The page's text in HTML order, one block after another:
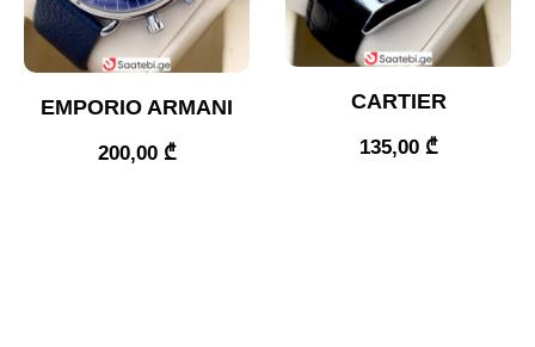
EMPORIO ARMANI
200,00 ₾
CARTIER
135,00 ₾